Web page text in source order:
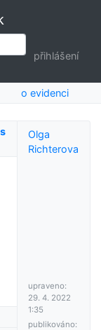
přihlášení
o evidenci
Olga
Richterova
upraveno:
29. 4. 2022
1:35
publikováno: